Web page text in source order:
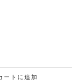
ートに追加